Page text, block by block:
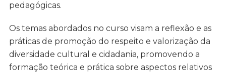
pedagógicas.
Os temas abordados no curso visam a reflexão e as
práticas de promoção do respeito e valorização da
diversidade cultural e cidadania, promovendo a
formação teórica e prática sobre aspectos relativos